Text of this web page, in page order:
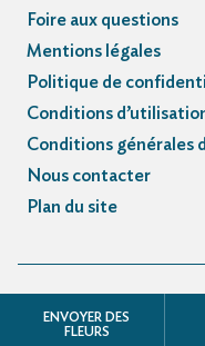
ENVOYER DES
FLEURS
Foire aux questions
Mentions légales
Politique de
Conditions
Conditions générales
Nous contacter
Plan du site
© Registre